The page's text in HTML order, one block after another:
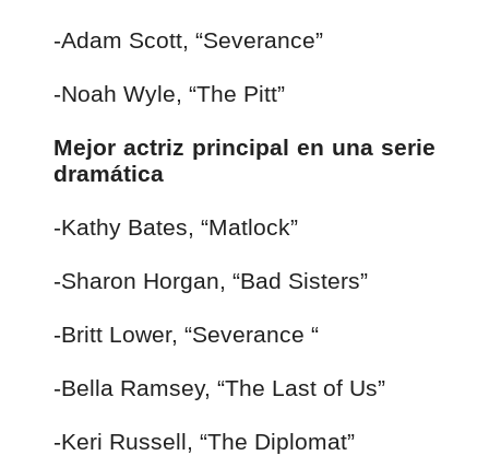
-Adam Scott, “Severance”
-Noah Wyle, “The Pitt”
Mejor actriz principal en una serie
dramática
-Kathy Bates, “Matlock”
-Sharon Horgan, “Bad Sisters”
-Britt Lower, “Severance “
-Bella Ramsey, “The Last of Us”
-Keri Russell, “The Diplomat”